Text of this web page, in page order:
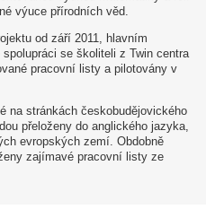
výuce přírodních věd.
od září 2011, hlavním
se školiteli z Twin centra
pracovní listy a pilotovány v
na stránkách českobudějovického
přeloženy do anglického jazyka,
evropských zemí. Obdobně
zajímavé pracovní listy ze